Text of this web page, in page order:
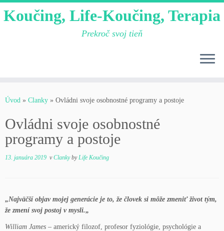
Koučing, Life-Koučing, Terapia
Prekroč svoj tieň
Úvod » Clanky » Ovládni svoje osobnostné programy a postoje
Ovládni svoje osobnostné
programy a postoje
13. januára 2019 vClankybyLife Koučing
„Najväčší objav mojej generácie je to, že človek si môže zmeniť život tým,
že zmení svoj postoj v mysli.„
William James – americký filozof, profesor fyziológie, psychológie a